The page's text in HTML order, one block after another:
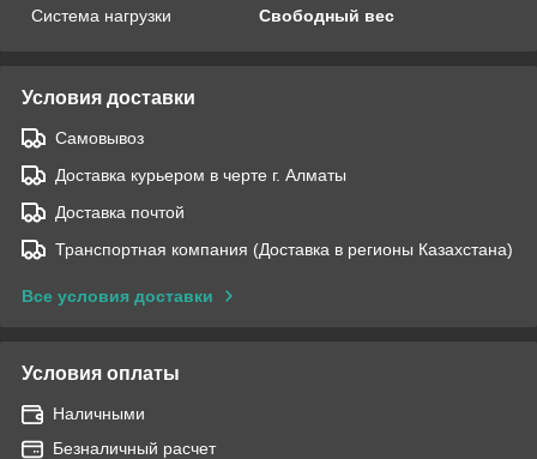
Система нагрузки
Свободный вес
Условия доставки
Самовывоз
Доставка курьером в черте г. Алматы
Доставка почтой
Транспортная компания (Доставка в регионы Казахстана)
Все условия доставки
Условия оплаты
Наличными
Безналичный расчет